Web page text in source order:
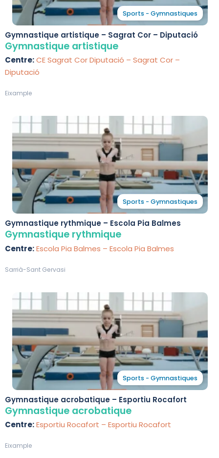
Sports - Gymnastiques
Gymnastique artistique – Sagrat Cor – Diputació
Gymnastique artistique
Centre:CE Sagrat Cor Diputació – Sagrat Cor –
Diputació
Eixample
Sports - Gymnastiques
Gymnastique rythmique – Escola Pia Balmes
Gymnastique rythmique
Centre:Escola Pia Balmes – Escola Pia Balmes
Sarrià-Sant Gervasi
Sports - Gymnastiques
Gymnastique acrobatique – Esportiu Rocafort
Gymnastique acrobatique
Centre:Esportiu Rocafort – Esportiu Rocafort
Eixample